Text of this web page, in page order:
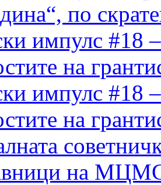
по
импулс #18
на
импулс #18
на
на МЦМС